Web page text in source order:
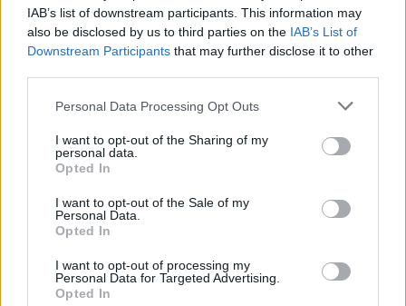
IAB’s list of downstream participants. This information may
also be disclosed by us to third parties on the IAB’s List of
Downstream Participants that may further disclose it to other
Personal Data Processing Opt Outs
I want to opt-out of the Sharing of my
personal data.
Opted In
I want to opt-out of the Sale of my
Personal Data.
Opted In
I want to opt-out of processing my
Personal Data for Targeted Advertising.
Opted In
posição como uma das marcas de eleição para os
amantes de viagens e aventura em duas rodas,
oferecendo um modelo que combina tecnologia,
potência e conforto, com um conjunto de acessórios
liberdade que a Versys 1000 SE proporciona.